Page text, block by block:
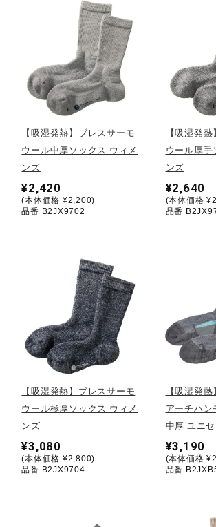
柔道
ウィンタースポーツ
ワーキング
ウォーキングシューズ
インナー
寝具／ミズノスリープ
アウトドア／レイン
サポーター
【吸湿発熱】ブレスサーモ
ウール中厚ソックス ウィメ
ンズ
¥2,420
(本体価格 ¥2,200)
品番 B2JX9702
【吸湿発
ウール厚手
ンズ
¥2,640
(本体価格
品番
【吸湿発熱】ブレスサーモ
ウール極厚ソックス ウィメ
ンズ
¥3,080
(本体価格 ¥2,800)
品番 B2JX9704
【吸湿発
アーチハン
中厚 ユニ
¥3,190
(本体価格
品番